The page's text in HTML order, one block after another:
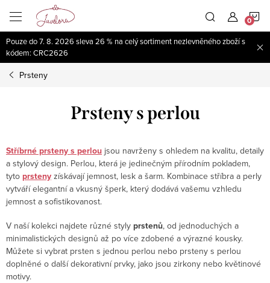
obsah
Pouze do 7. 8. 2026 sleva 26 % na celý sortiment nezlevněného zboží s
kódem: CRC2626
Prsteny
Prsteny s perlou
Stříbrné prsteny s perlou jsou navrženy s ohledem na kvalitu, detaily
a stylový design. Perlou, která je jedinečným přírodním pokladem,
tyto prsteny získávají jemnost, lesk a šarm. Kombinace stříbra a perly
vytváří elegantní a vkusný šperk, který dodává vašemu vzhledu
jemnost a sofistikovanost.
V naší kolekci najdete různé styly prstenů, od jednoduchých a
minimalistických designů až po více zdobené a výrazné kousky.
Můžete si vybrat prsten s jednou perlou nebo prsteny s perlou
doplněné o další dekorativní prvky, jako jsou zirkony nebo květinové
motivy.